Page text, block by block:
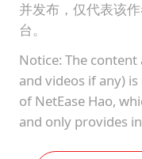
并发布，仅代表该
台。
Notice: The
and videos if any)
of NetEase Hao,
and only provides